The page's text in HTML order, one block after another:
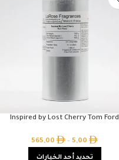
Inspired by Lost Cherry Tom Ford
5,00
–
565,00
تحديد أحد الخيارات